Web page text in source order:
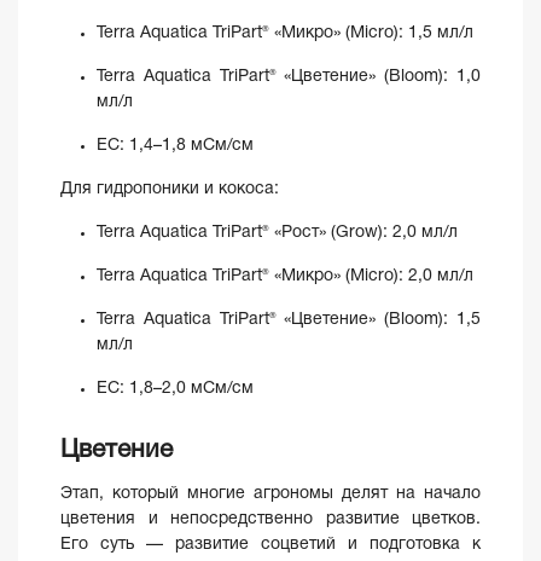
Terra Aquatica TriPart® «Микро» (Micro): 1,5 мл/л
Terra Aquatica TriPart® «Цветение» (Bloom): 1,0
мл/л
EC: 1,4–1,8 мСм/см
Для гидропоники и кокоса:
Terra Aquatica TriPart® «Рост» (Grow): 2,0 мл/л
Terra Aquatica TriPart® «Микро» (Micro): 2,0 мл/л
Terra Aquatica TriPart® «Цветение» (Bloom): 1,5
мл/л
EC: 1,8–2,0 мСм/см
Цветение
Этап, который многие агрономы делят на начало
цветения и непосредственно развитие цветков.
Его суть — развитие соцветий и подготовка к